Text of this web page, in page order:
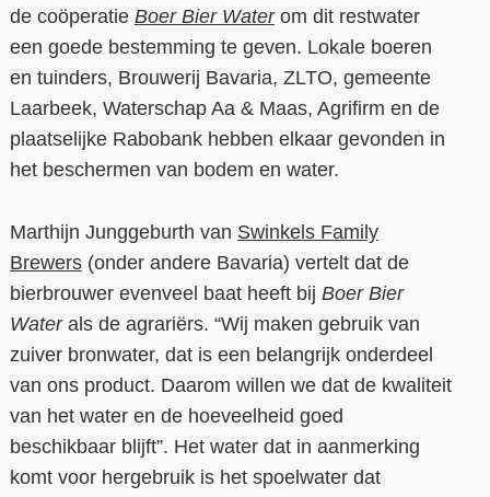
de coöperatie Boer Bier Waterom dit restwater
een goede bestemming te geven. Lokale boeren
en tuinders, Brouwerij Bavaria, ZLTO, gemeente
Laarbeek, Waterschap Aa & Maas, Agrifirm en de
plaatselijke Rabobank hebben elkaar gevonden in
het beschermen van bodem en water.
Marthijn Junggeburth van Swinkels Family
Brewers(onder andere Bavaria) vertelt dat de
bierbrouwer evenveel baat heeft bij Boer Bier
Waterals de agrariërs. “Wij maken gebruik van
zuiver bronwater, dat is een belangrijk onderdeel
van ons product. Daarom willen we dat de kwaliteit
van het water en de hoeveelheid goed
beschikbaar blijft”. Het water dat in aanmerking
komt voor hergebruik is het spoelwater dat